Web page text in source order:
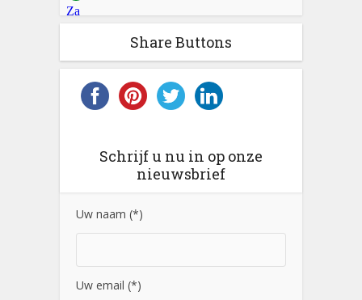
Share Buttons
Schrijf u nu in op onze
nieuwsbrief
Uw naam (*)
Uw email (*)